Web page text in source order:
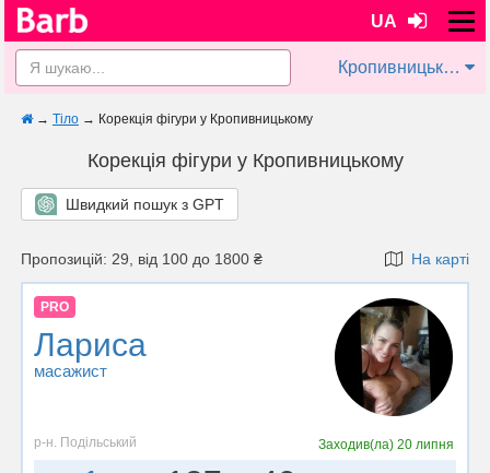
UA
Кропивницький
→ Тіло → Корекція фігури у Кропивницькому
Корекція фігури у Кропивницькому
Швидкий пошук з GPT
Пропозицій: 29, від 100 до 1800 ₴ На карті
PRO
Лариса
масажист
р-н. Подільський Заходив(ла) 20 липня